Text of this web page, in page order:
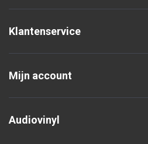
Klantenservice
Mijn account
Audiovinyl